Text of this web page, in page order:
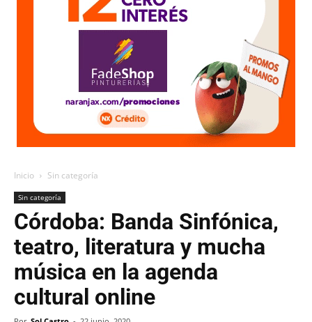
Inicio Sin categoría
Sin categoría
Córdoba: Banda Sinfónica,
teatro, literatura y mucha
música en la agenda
cultural online